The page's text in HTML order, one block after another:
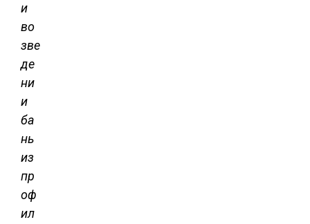
и
во
зве
де
ни
и
ба
нь
из
пр
оф
ил